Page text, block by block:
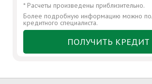
* Расчеты произведены приблизительно.
Более подробную информацию можно
кредитного специалиста.
ПОЛУЧИТЬ КРЕДИТ